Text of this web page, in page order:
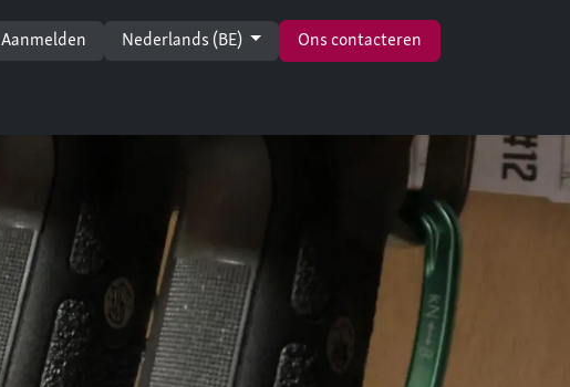
Aanmelden Nederlands (BE) Ons contacteren